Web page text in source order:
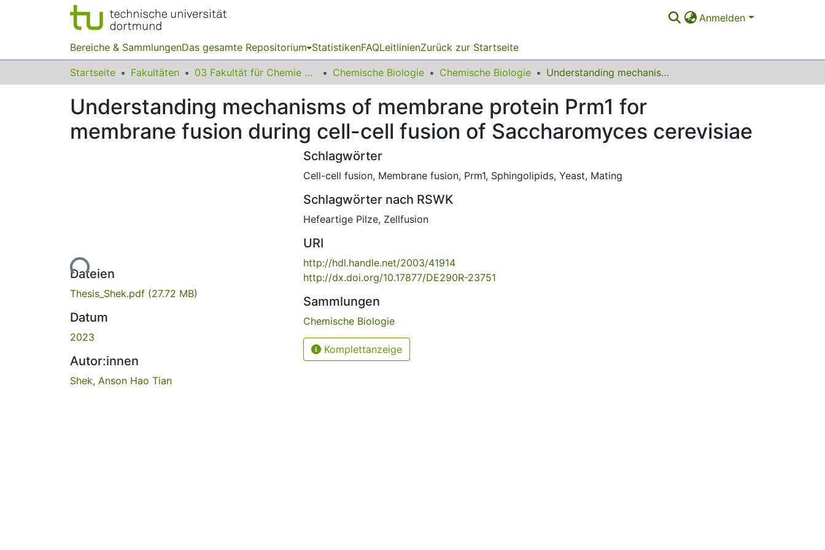
Anmelden
Bereiche & SammlungenDas gesamte Repositorium StatistikenFAQLeitlinienZurück zur Startseite
Startseite Fakultäten 03 Fakultät für Chemie und Chemische Biologie Chemische Biologie Chemische Biologie Understanding mechanisms of membrane protein Prm1 for membrane fusion during cell-cell fusion of Saccharomyces cerevisiae
Understanding mechanisms of membrane protein Prm1 for
membrane fusion during cell-cell fusion of Saccharomyces cerevisiae
Lade...
Dateien
Thesis_Shek.pdf (27.72 MB)
Datum
2023
Autor:innen
Shek, Anson Hao Tian
Schlagwörter
Cell-cell fusion, Membrane fusion, Prm1, Sphingolipids, Yeast, Mating
Schlagwörter nach RSWK
Hefeartige Pilze, Zellfusion
URI
http://hdl.handle.net/2003/41914
http://dx.doi.org/10.17877/DE290R-23751
Sammlungen
Chemische Biologie
Komplettanzeige